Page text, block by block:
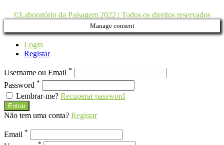
©Laboratório da Paisagem 2022 | Todos os direitos reservados
Manage consent
Login
Registar
Username ou Email *
Password *
Lembrar-me? Recuperar password
Entrar
Não tem uma conta? Registar
Email *